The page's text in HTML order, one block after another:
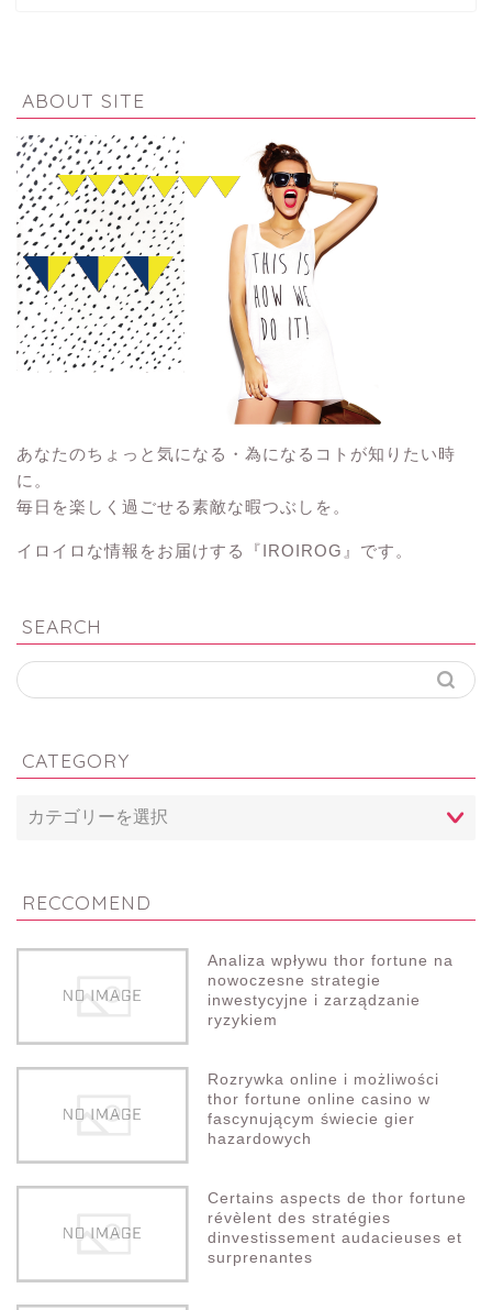
ABOUT SITE
あなたのちょっと気になる・為になるコトが知りたい時
に。
毎日を楽しく過ごせる素敵な暇つぶしを。
イロイロな情報をお届けする『IROIROG』です。
SEARCH
CATEGORY
RECCOMEND
Analiza wpływu thor fortune na
nowoczesne strategie
inwestycyjne i zarządzanie
ryzykiem
Rozrywka online i możliwości
thor fortune online casino w
fascynującym świecie gier
hazardowych
Certains aspects de thor fortune
révèlent des stratégies
dinvestissement audacieuses et
surprenantes